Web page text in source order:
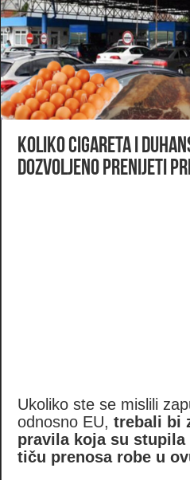
Koliko cigareta i
dozvoljeno prenijeti
Ukoliko ste se mislili
odnosno EU, trebali bi
pravila koja su stupila
tiču prenosa robe u